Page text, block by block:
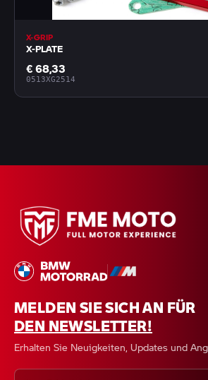
X-GRIP
X-PLATE
€ 68,33
0513XG2514
MELDEN SIE SICH AN FÜR
DEN NEWSLETTER!
Erhalten Sie Neuigkeiten, Updates und